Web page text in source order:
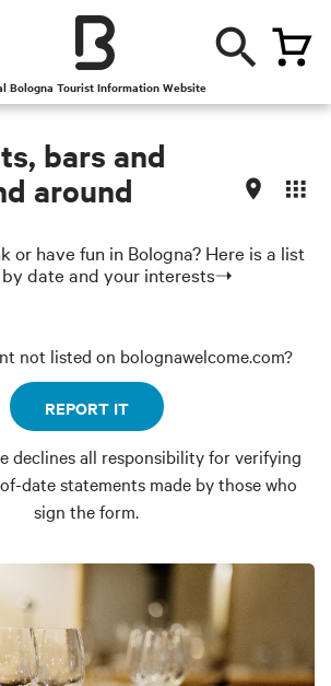
Bologna Tourist Information Website
bars and
around
or have fun in Bologna? Here is a list
date and your interests➝
not listed on bolognawelcome.com?
REPORT IT
declines all responsibility for verifying
date statements made by those who
sign the form.